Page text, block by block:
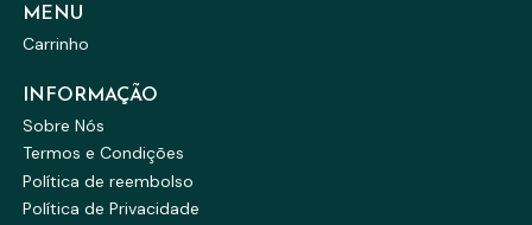
MENU
Carrinho
INFORMAÇÃO
Sobre Nós
Termos e Condições
Política de reembolso
Política de Privacidade